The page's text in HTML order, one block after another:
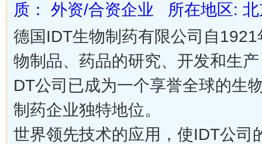
质： 外资/合资企业 所在地区:
德国IDT生物制药有限公司自
物制品、药品的研究、开发和生
DT公司已成为一个享誉全球的生
制药企业独特地位。
世界领先技术的应用，使IDT公司